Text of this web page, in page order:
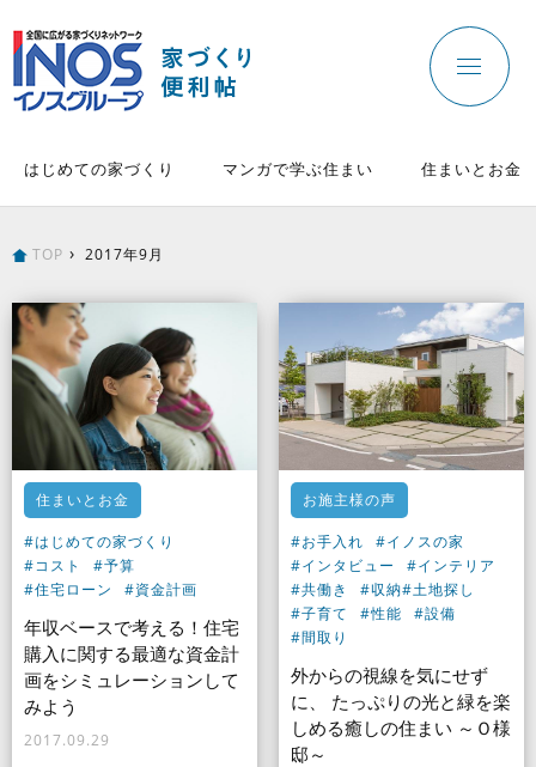
はじめての家づくり マンガで学ぶ住まい 住まいとお金
TOP 2017年9月
住まいとお金
#はじめての家づくり
#コスト
#予算
#住宅ローン
#資金計画
年収ベースで考える！住宅
購入に関する最適な資金計
画をシミュレーションして
みよう
2017.09.29
お施主様の声
#お手入れ
#イノスの家
#インタビュー
#インテリア
#共働き
#収納#土地探し
#子育て
#性能
#設備
#間取り
外からの視線を気にせず
に、 たっぷりの光と緑を楽
しめる癒しの住まい ～Ｏ様
邸～